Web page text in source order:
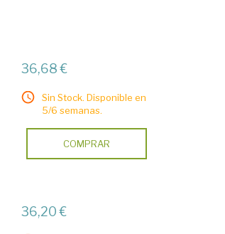
36,68 €
Sin Stock. Disponible en
5/6 semanas.
COMPRAR
36,20 €